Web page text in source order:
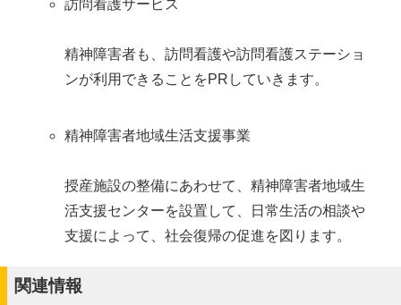
訪問看護サービス
精神障害者も、訪問看護や訪問看護ステーショ
ンが利用できることをPRしていきます。
精神障害者地域生活支援事業
授産施設の整備にあわせて、精神障害者地域生
活支援センターを設置して、日常生活の相談や
支援によって、社会復帰の促進を図ります。
関連情報